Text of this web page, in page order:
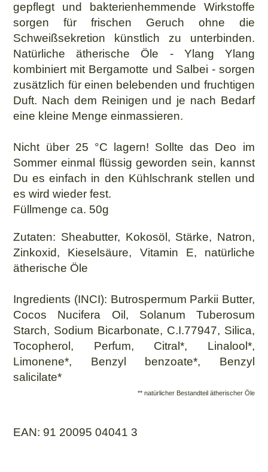
gepflegt und bakterienhemmende Wirkstoffe
sorgen für frischen Geruch ohne die
Schweißsekretion künstlich zu unterbinden.
Natürliche ätherische Öle - Ylang Ylang
kombiniert mit Bergamotte und Salbei - sorgen
zusätzlich für einen belebenden und fruchtigen
Duft. Nach dem Reinigen und je nach Bedarf
eine kleine Menge einmassieren.
Nicht über 25 °C lagern! Sollte das Deo im
Sommer einmal flüssig geworden sein, kannst
Du es einfach in den Kühlschrank stellen und
es wird wieder fest.
Füllmenge ca. 50g
Zutaten: Sheabutter, Kokosöl, Stärke, Natron,
Zinkoxid, Kieselsäure, Vitamin E, natürliche
ätherische Öle
Ingredients (INCI): Butrospermum Parkii Butter,
Cocos Nucifera Oil, Solanum Tuberosum
Starch, Sodium Bicarbonate, C.I.77947, Silica,
Tocopherol, Perfum, Citral*, Linalool*,
Limonene*, Benzyl benzoate*, Benzyl
salicilate*
** natürlicher Bestandteil ätherischer Öle
EAN: 91 20095 04041 3